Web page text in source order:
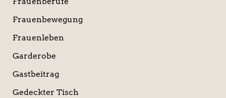
Frauenbewegung
Frauenleben
Garderobe
Gastbeitrag
Gedeckter Tisch